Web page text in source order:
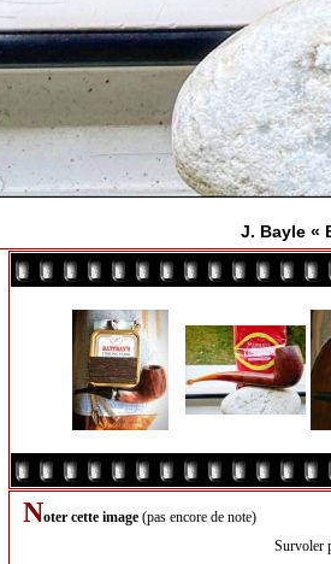
J. Bayle «
Noter cette image (pas encore de note)
Survoler